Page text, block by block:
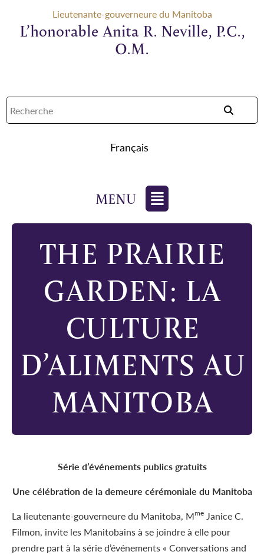
Lieutenante-gouverneure du Manitoba
L’honorable Anita R. Neville, P.C.,
O.M.
Français
THE PRAIRIE
GARDEN: LA
CULTURE
D’ALIMENTS AU
MANITOBA
Série d’événements publics gratuits
Une célébration de la demeure cérémoniale du Manitoba
La lieutenante-gouverneure du Manitoba, Mme Janice C.
Filmon, invite les Manitobains à se joindre à elle pour
prendre part à la série d’événements « Conversations and